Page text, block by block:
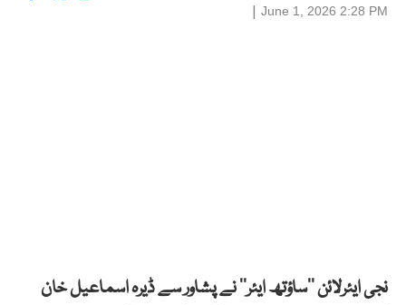
June 1, 2026 2:28 PM
|
نجی ایئرلائن ’’ساؤتھ ایئر‘‘ نے پشاور سے ڈیرہ اسماعیل خان